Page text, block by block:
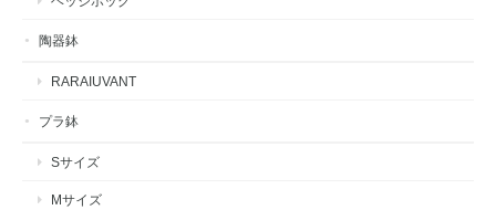
陶器鉢
RARAIUVANT
プラ鉢
Sサイズ
Mサイズ